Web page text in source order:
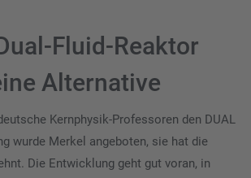
Fluid-Reaktor
Alternative
Kernphysik-Professoren den DUAL
wurde Merkel angeboten, sie hat die
Die Entwicklung geht gut voran, in